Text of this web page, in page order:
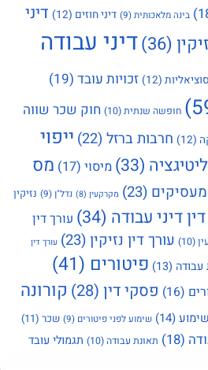
בינה מלאכותית(9) דיני חוזים (12)
דיני
(36)
דיני עבודה
(12) זכויות עובד (19)
חופשה שנתית(10)
חוק שכר שווה
(12) חרבות ברזל (22)
ייפוי
ליטיגציה (33) מיסוי (17)
מס
מעסיקים (23) מקרקעין (8) נדל"ן(9)
נזיקין
דיני עבודה (34)
עורך דין
(10) עורך דין נזיקין(23) עורך דין
עבודה (13) פיטורים (41)
(16) פסקי דין (28)
קורונה
שימוע(14) שימוע לפני פיטורים (9) שכר (11)
(18) תאונת עבודה (10)
תגמולי עובד